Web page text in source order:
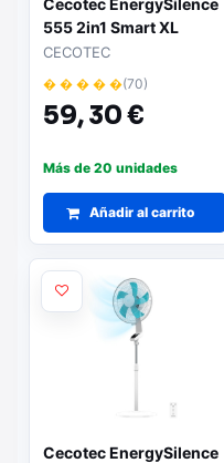
Cecotec EnergySilence
555 2in1 Smart XL
Ventilador de Pie y
Sobremesa con 5 Aspas
- 55W - Diametro de
40cm - Control Remoto
- Temporizador - Color
Negro
CECOTEC
� � � � �(70)
59,30 €
Más de 20 unidades
Añadir al carrito
Cecotec EnergySilence